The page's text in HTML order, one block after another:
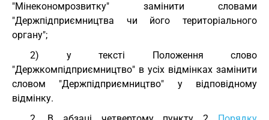
"Мінекономрозвитку" замінити словами
"Держпідприємництва чи його територіального
органу";
2) у тексті Положення слово
"Держкомпідприємництво" в усіх відмінках замінити
словом "Держпідприємництво" у відповідному
відмінку.